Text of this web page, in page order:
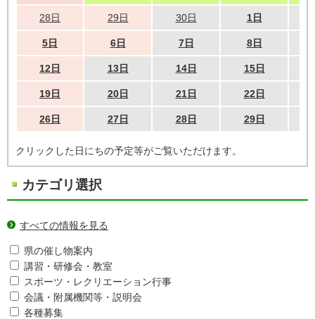
28日 29日 30日 1日
5日 6日 7日 8日
12日 13日 14日 15日
19日 20日 21日 22日
26日 27日 28日 29日
クリックした日にちの予定等がご覧いただけます。
カテゴリ選択
すべての情報を見る
県の催し物案内
講習・研修会・教室
スポーツ・レクリエーション行事
会議・附属機関等・説明会
各種募集